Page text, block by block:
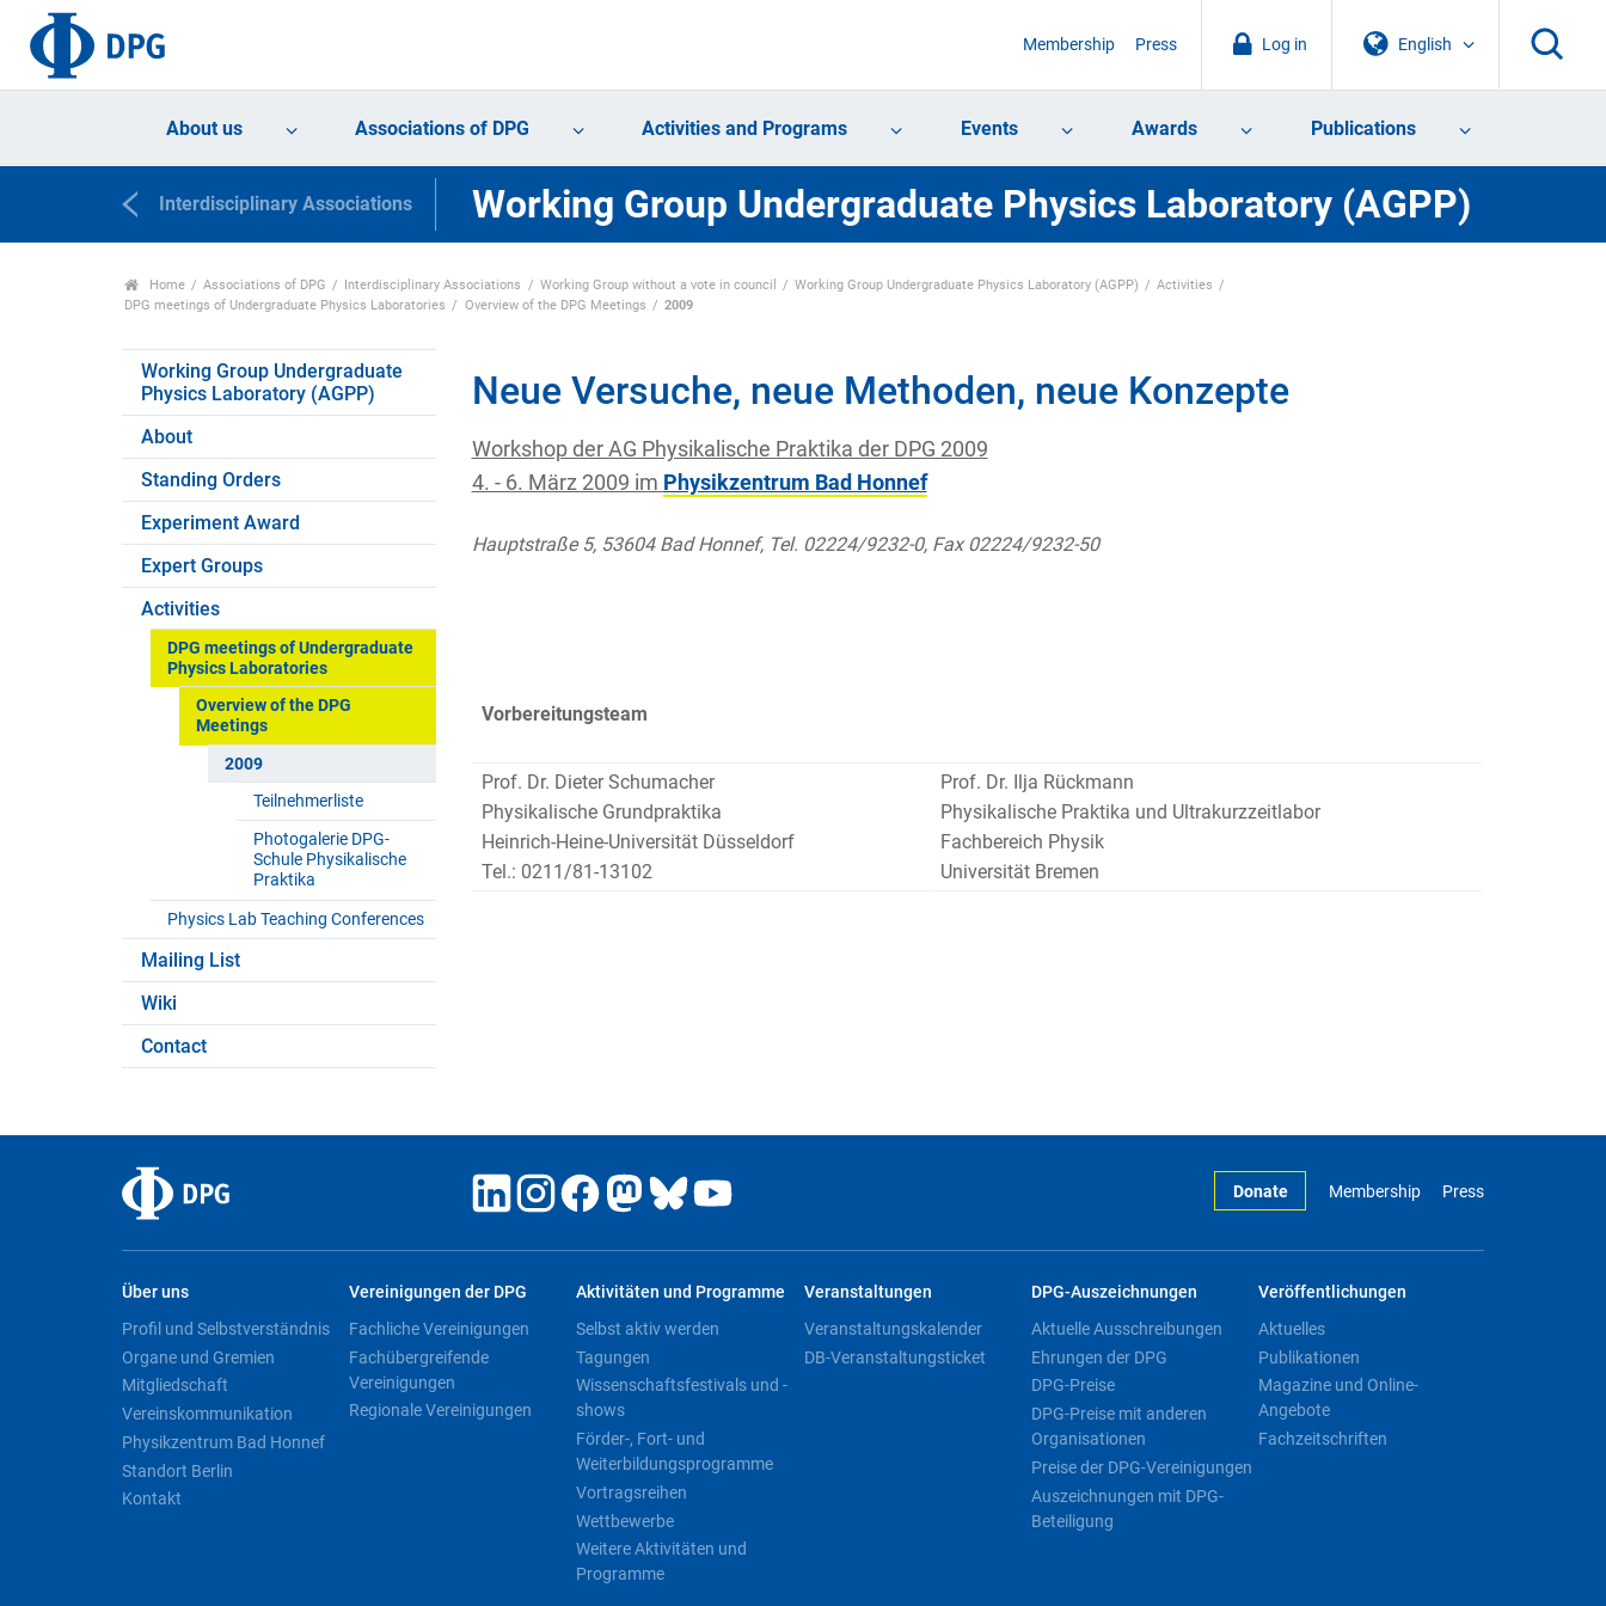
English
Log in
Membership Press
About us Associations of DPG Activities and Programs Events Awards Publications
Interdisciplinary Associations Working Group Undergraduate Physics Laboratory (AGPP)
Home Associations of DPG Interdisciplinary Associations Working Group without a vote in council Working Group Undergraduate Physics Laboratory (AGPP)
Activities
DPG meetings of Undergraduate Physics Laboratories
Overview of the DPG Meetings 2009
Working Group Undergraduate
Physics Laboratory (AGPP)
About
Standing Orders
Experiment Award
Expert Groups
Activities
DPG meetings of Undergraduate
Physics Laboratories
Overview of the DPG
Meetings
2009
Teilnehmerliste
Photogalerie DPG-
Schule Physikalische
Praktika
Physics Lab Teaching Conferences
Mailing List
Wiki
Contact
Neue Versuche, neue Methoden, neue Konzepte
Workshop der AG Physikalische Praktika der DPG 2009
4. - 6. März 2009 im Physikzentrum Bad Honnef
Hauptstraße 5, 53604 Bad Honnef, Tel. 02224/9232-0, Fax 02224/9232-50
Vorbereitungsteam
Prof. Dr. Dieter Schumacher
Physikalische Grundpraktika
Heinrich-Heine-Universität Düsseldorf
Tel.: 0211/81-13102
Prof. Dr. Ilja Rückmann
Physikalische Praktika und Ultrakurzzeitlabor
Fachbereich Physik
Universität Bremen
Donate Membership Press
Über uns
Profil und Selbstverständnis
Organe und Gremien
Mitgliedschaft
Vereinskommunikation
Physikzentrum Bad Honnef
Standort Berlin
Kontakt
Vereinigungen der DPG
Fachliche Vereinigungen
Fachübergreifende
Vereinigungen
Regionale Vereinigungen
Aktivitäten und Programme
Selbst aktiv werden
Tagungen
Wissenschaftsfestivals und -
shows
Förder-, Fort- und
Weiterbildungsprogramme
Vortragsreihen
Wettbewerbe
Weitere Aktivitäten und
Programme
Veranstaltungen
Veranstaltungskalender
DB-Veranstaltungsticket
DPG-Auszeichnungen
Aktuelle Ausschreibungen
Ehrungen der DPG
DPG-Preise
DPG-Preise mit anderen
Organisationen
Preise der DPG-Vereinigungen
Auszeichnungen mit DPG-
Beteiligung
Veröffentlichungen
Aktuelles
Publikationen
Magazine und Online-
Angebote
Fachzeitschriften